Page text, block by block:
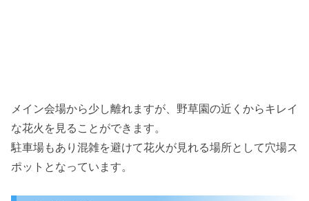
メイン会場から少し離れますが、野草園の近くからキレイ
な花火を見ることができます。
駐車場もあり混雑を避けて花火が見れる場所として穴場ス
ポットとなっています。